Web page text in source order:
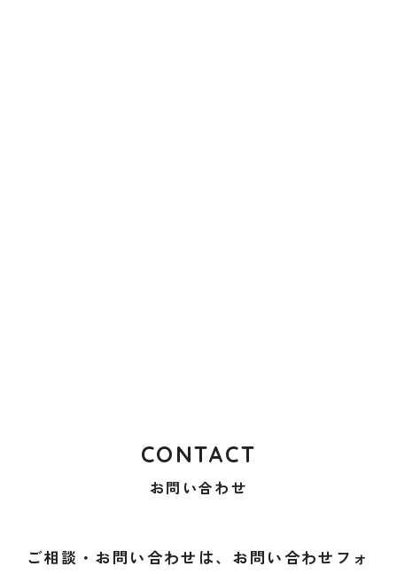
CONTACT
お問い合わせ
ご相談・お問い合わせは、お問い合わせフォ